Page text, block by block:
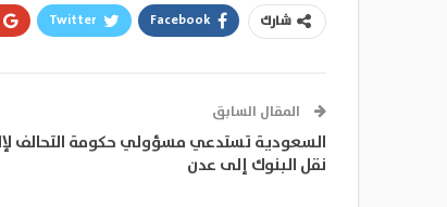
شارك Facebook
Twitter
المقال السابق
السعودية تستدعي مسؤولي حكومة التحالف
نقل البنوك إلى عدن